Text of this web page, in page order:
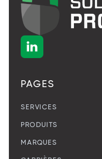

PAGES
SERVICES
PRODUITS
MARQUES